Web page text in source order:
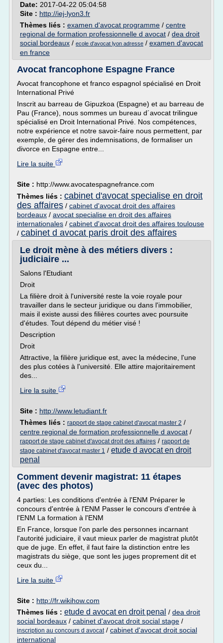
Date: 2017-04-22 05:04:58
Site : http://iej-lyon3.fr
Thèmes liés : examen d'avocat programme / centre
regional de formation professionnelle d avocat / dea droit
social bordeaux / ecole d'avocat lyon adresse / examen d'avocat
en france
Avocat francophone Espagne France
Avocat francophone et franco espagnol spécialisé en Droit
International Privé
Inscrit au barreau de Gipuzkoa (Espagne) et au barreau de
Pau (France), nous sommes un bureau d´avocat trilingue
spécialisé en Droit International Privé. Nos compétences,
notre expérience et notre savoir-faire nous permettent, par
exemple, de gérer des indemnisations, de formaliser un
divorce en Espagne entre...
Lire la suite
Site : http://www.avocatespagnefrance.com
Thèmes liés : cabinet d'avocat specialise en droit
des affaires / cabinet d'avocat droit des affaires
bordeaux / avocat specialise en droit des affaires
internationales / cabinet d'avocat droit des affaires toulouse
/ cabinet d avocat paris droit des affaires
Le droit mène à des métiers divers :
judiciaire ...
Salons l'Etudiant
Droit
La filière droit à l'université reste la voie royale pour
travailler dans le secteur juridique ou dans l'immobilier,
mais il existe aussi des filières courtes avec poursuite
d'études. Tout dépend du métier visé !
Description
Droit
Attractive, la filière juridique est, avec la médecine, l'une
des plus cotées à l'université. Elle attire majori­tairement
des...
Lire la suite
Site : http://www.letudiant.fr
Thèmes liés : rapport de stage cabinet d'avocat master 2 /
centre regional de formation professionnelle d avocat /
rapport de stage cabinet d'avocat droit des affaires / rapport de
stage cabinet d'avocat master 1 / etude d avocat en droit
penal
Comment devenir magistrat: 11 étapes
(avec des photos)
4 parties: Les conditions d'entrée à l'ENM Préparer le
concours d'entrée à l'ENM Passer le concours d'entrée à
l'ENM La formation à l'ENM
En France, lorsque l'on parle des personnes incarnant
l'autorité judiciaire, il vaut mieux parler de magistrat plutôt
que de juge. En effet, il faut faire la distinction entre les
magistrats du siège, que sont les juges proprement dit et
ceux du...
Lire la suite
Site : http://fr.wikihow.com
Thèmes liés : etude d avocat en droit penal / dea droit
social bordeaux / cabinet d'avocat droit social stage /
inscription au concours d avocat/ cabinet d'avocat droit social
international